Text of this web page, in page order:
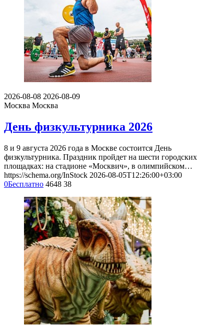
2026-08-08 2026-08-09
Москва Москва
День физкультурника 2026
8 и 9 августа 2026 года в Москве состоится День
физкультурника. Праздник пройдет на шести городских
площадках: на стадионе «Москвич», в олимпийском…
https://schema.org/InStock 2026-08-05T12:26:00+03:00
0Бесплатно 4648 38